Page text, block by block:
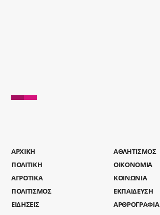
AΡΧΙΚΗ
ΑΘΛΗΤΙΣΜΟΣ
ΠΟΛΙΤΙΚΗ
ΟΙΚΟΝΟΜΙΑ
ΑΓΡΟΤΙΚΑ
ΚΟΙΝΩΝΙΑ
ΠΟΛΙΤΙΣΜΟΣ
ΕΚΠΑΙΔΕΥΣΗ
ΕΙΔΗΣΕΙΣ
ΑΡΘΡΟΓΡΑΦΙΑ